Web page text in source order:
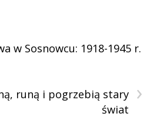
w Sosnowcu: 1918-1945 r.
›
runą i pogrzebią stary
świat